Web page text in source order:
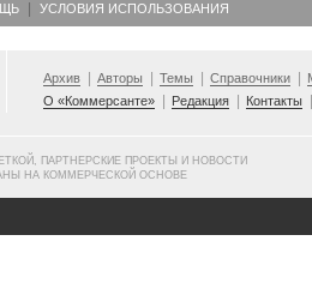
УСЛОВИЯ ИСПОЛЬЗОВАНИЯ
Архив Авторы Темы Справочники
О «Коммерсанте»
Редакция Контакты
ПАРТНЕРСКИЕ ПРОЕКТЫ И НОВОСТИ
НА КОММЕРЧЕСКОЙ ОСНОВЕ